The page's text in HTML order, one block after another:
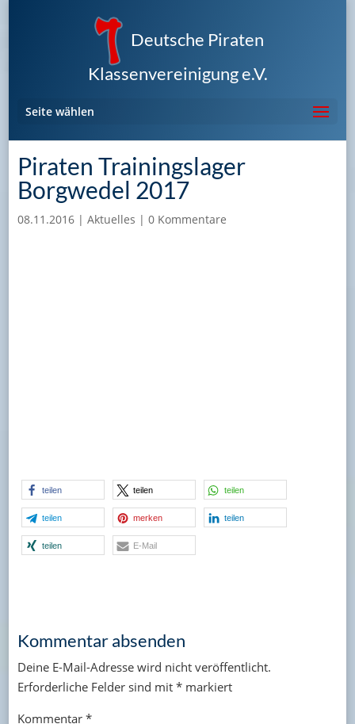
Deutsche Piraten
Klassenvereinigung e.V.
Seite wählen
Piraten Trainingslager
Borgwedel 2017
08.11.2016| Aktuelles | 0 Kommentare
teilen teilen teilen
teilen merken teilen
teilen E-Mail
Kommentar absenden
Deine E-Mail-Adresse wird nicht veröffentlicht.
Erforderliche Felder sind mit *markiert
Kommentar *